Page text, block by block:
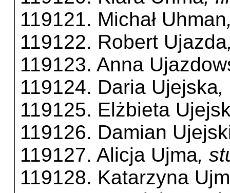
119121. Michał Uhman
119122. Robert Ujazda
119123. Anna
119124. Daria Ujejska,
119125. Elżbieta
119126. Damian
119127. Alicja Ujma,
119128. Katarzyna